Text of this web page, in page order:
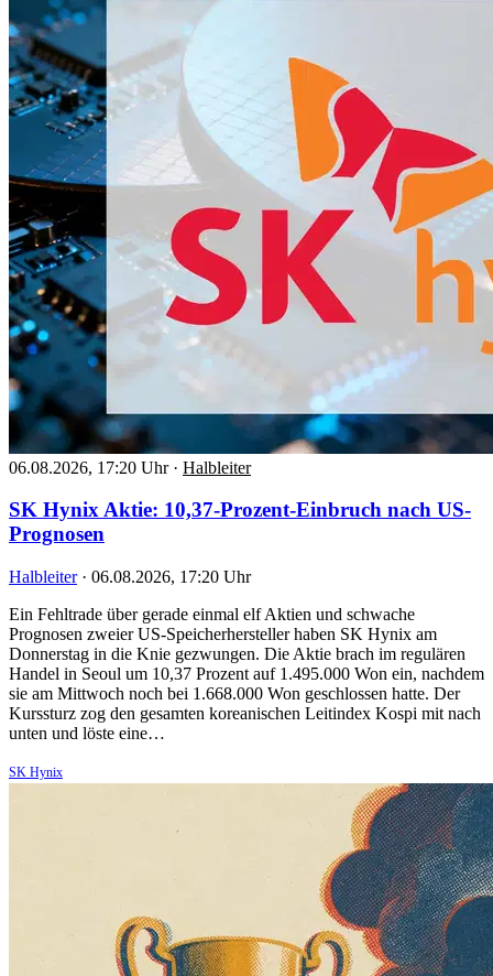
06.08.2026, 17:20 Uhr · Halbleiter
SK Hynix Aktie: 10,37-Prozent-Einbruch nach US-
Prognosen
Halbleiter · 06.08.2026, 17:20 Uhr
Ein Fehltrade über gerade einmal elf Aktien und schwache
Prognosen zweier US-Speicherhersteller haben SK Hynix am
Donnerstag in die Knie gezwungen. Die Aktie brach im regulären
Handel in Seoul um 10,37 Prozent auf 1.495.000 Won ein, nachdem
sie am Mittwoch noch bei 1.668.000 Won geschlossen hatte. Der
Kurssturz zog den gesamten koreanischen Leitindex Kospi mit nach
unten und löste eine…
SK Hynix